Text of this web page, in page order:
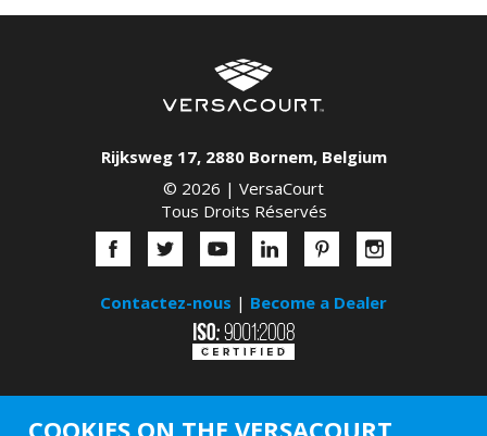
Rijksweg 17, 2880 Bornem, Belgium
© 2026 | VersaCourt
Tous Droits Réservés
Contactez-nous | Become a Dealer
COOKIES ON THE VERSACOURT